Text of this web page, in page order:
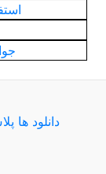
دانلود ها